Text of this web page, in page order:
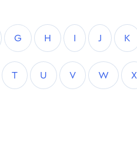
G H I J K
T U V W X